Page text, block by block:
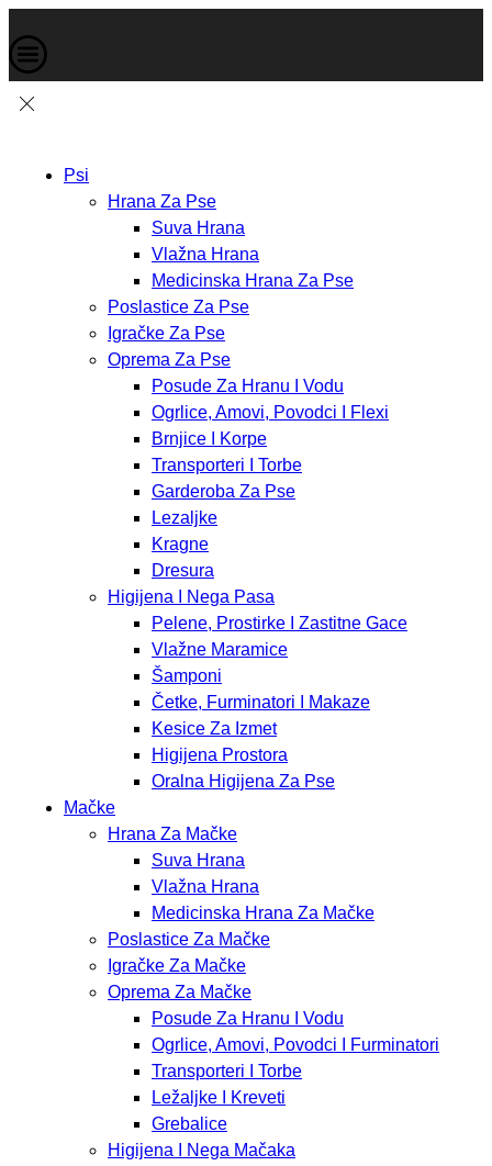
Psi
Hrana Za Pse
Suva Hrana
Vlažna Hrana
Medicinska Hrana Za Pse
Poslastice Za Pse
Igračke Za Pse
Oprema Za Pse
Posude Za Hranu I Vodu
Ogrlice, Amovi, Povodci I Flexi
Brnjice I Korpe
Transporteri I Torbe
Garderoba Za Pse
Lezaljke
Kragne
Dresura
Higijena I Nega Pasa
Pelene, Prostirke I Zastitne Gace
Vlažne Maramice
Šamponi
Četke, Furminatori I Makaze
Kesice Za Izmet
Higijena Prostora
Oralna Higijena Za Pse
Mačke
Hrana Za Mačke
Suva Hrana
Vlažna Hrana
Medicinska Hrana Za Mačke
Poslastice Za Mačke
Igračke Za Mačke
Oprema Za Mačke
Posude Za Hranu I Vodu
Ogrlice, Amovi, Povodci I Furminatori
Transporteri I Torbe
Ležaljke I Kreveti
Grebalice
Higijena I Nega Mačaka